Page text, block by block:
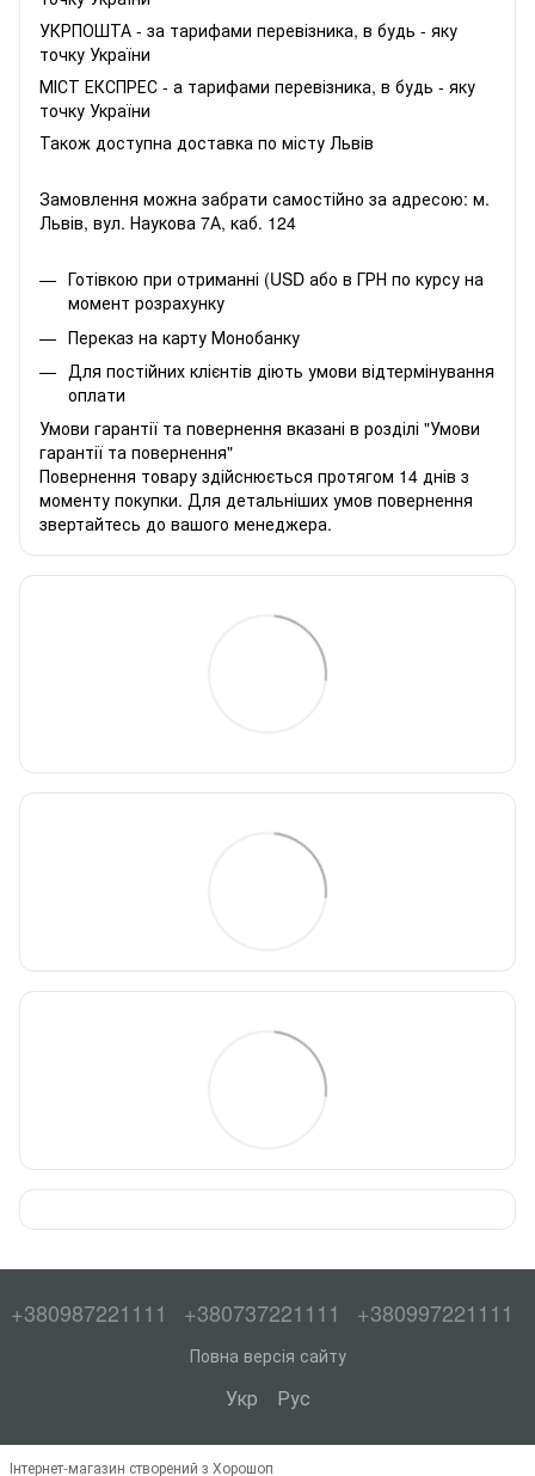
УКРПОШТА - за тарифами перевізника, в будь - яку
точку України
МІСТ ЕКСПРЕС - а тарифами перевізника, в будь - яку
точку України
Також доступна доставка по місту Львів
Замовлення можна забрати самостійно за адресою: м.
Львів, вул. Наукова 7А, каб. 124
Готівкою при отриманні (USD або в ГРН по курсу на
момент розрахунку
Переказ на карту Монобанку
Для постійних клієнтів діють умови відтермінування
оплати
Умови гарантії та повернення вказані в розділі "Умови
гарантії та повернення"
Повернення товару здійснюється протягом 14 днів з
моменту покупки. Для детальніших умов повернення
звертайтесь до вашого менеджера.
+380987221111 +380737221111 +380997221111
Повна версія сайту
Укр Рус
Інтернет-магазин створений з Хорошоп